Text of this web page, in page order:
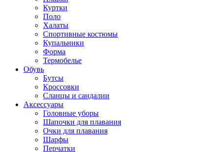
Куртки
Поло
Халаты
Спортивные костюмы
Купальники
Форма
Термобелье
Обувь
Бутсы
Кроссовки
Сланцы и сандалии
Аксессуары
Головные уборы
Шапочки для плавания
Очки для плавания
Шарфы
Перчатки